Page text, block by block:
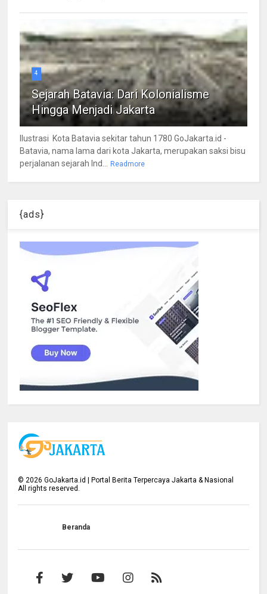
4
Sejarah Batavia: Dari Kolonialisme
Hingga Menjadi Jakarta
Ilustrasi Kota Batavia sekitar tahun 1780 GoJakarta.id -
Batavia, nama lama dari kota Jakarta, merupakan saksi bisu
perjalanan sejarah Ind... Readmore
{ads}
©2026 GoJakarta.id | Portal Berita Terpercaya Jakarta & Nasional
All rights reserved.
Beranda